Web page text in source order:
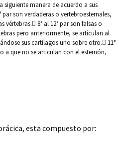
siguiente manera de acuerdo a sus
son verdaderas o vertebroesternales,
8° al 12° par son falsas o
pero anteriormente, se articulan al
sus cartílagos uno sobre otro. 11°
a que no se articulan con el esternón,
esta compuesto por: